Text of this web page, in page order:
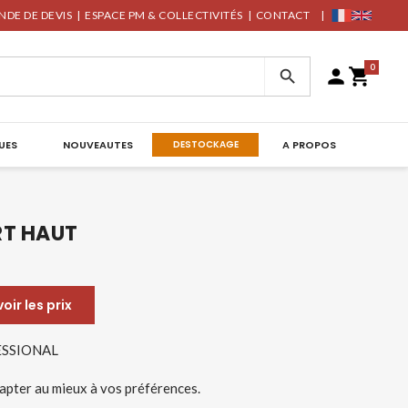
DE DEVIS | ESPACE PM & COLLECTIVITÉS | CONTACT |
 0
NOUVEAUTES DESTOCKAGE A PROPOS
HAUT
les prix
au mieux à vos préférences.